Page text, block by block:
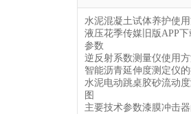
水泥混凝土试体养护使
液压花季传媒旧版APP
参数
逆反射系数测量仪使用
智能沥青延伸度测定仪
水泥电动跳桌胶砂流动
图
主要技术参数漆膜冲击